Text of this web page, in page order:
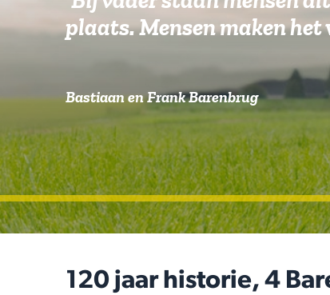
plaats. Mensen maken het
Bastiaan en Frank Barenbrug
120 jaar historie, 4